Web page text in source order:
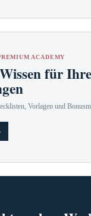
ACADEMY
für Ihre
Vorlagen und